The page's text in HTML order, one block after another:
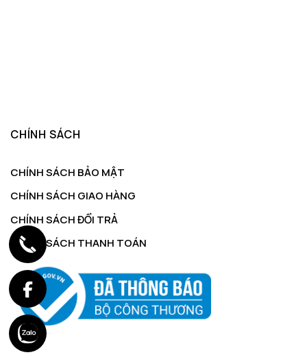
CHÍNH SÁCH
CHÍNH SÁCH BẢO MẬT
CHÍNH SÁCH GIAO HÀNG
CHÍNH SÁCH ĐỔI TRẢ
CHÍNH SÁCH THANH TOÁN